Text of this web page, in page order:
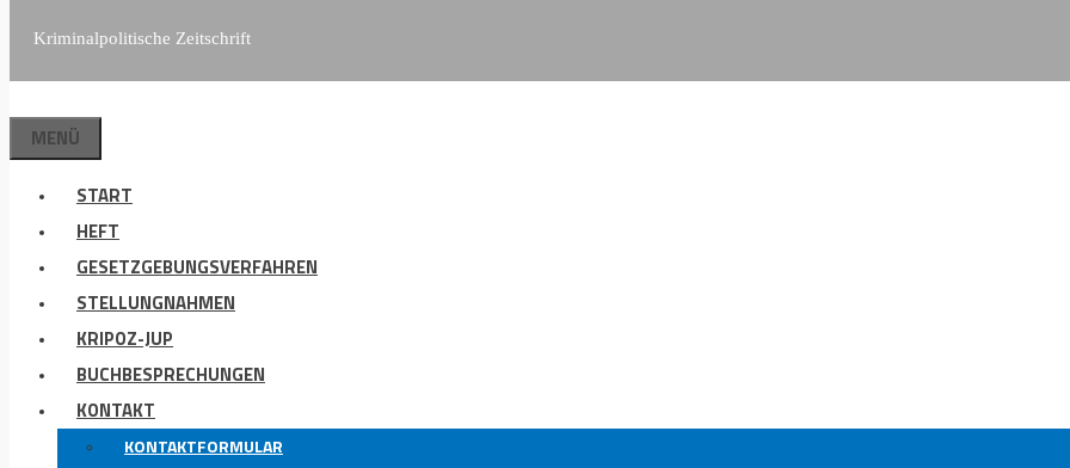
Kriminalpolitische Zeitschrift
MENÜ
START
HEFT
GESETZGEBUNGSVERFAHREN
STELLUNGNAHMEN
KRIPOZ-JUP
BUCHBESPRECHUNGEN
KONTAKT
KONTAKTFORMULAR